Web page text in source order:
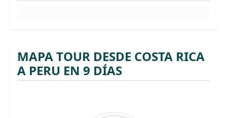
MAPA TOUR DESDE COSTA RICA
A PERU EN 9 DÍAS